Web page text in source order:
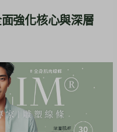
強化核心與深層